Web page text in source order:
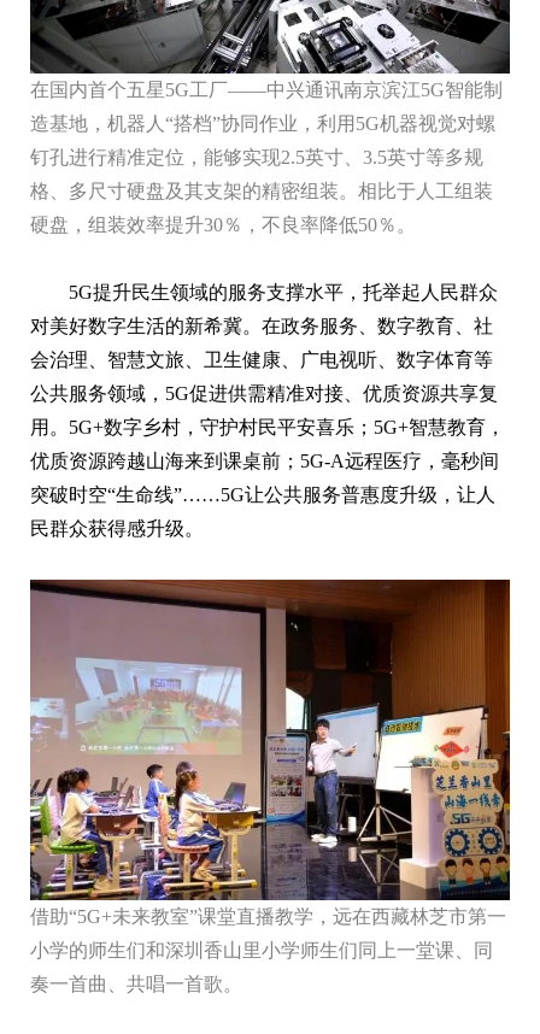
在国内首个五星5G工厂——中兴通讯南京滨江5G智能制
造基地，机器人“搭档”协同作业，利用5G机器视觉对螺
钉孔进行精准定位，能够实现2.5英寸、3.5英寸等多规
格、多尺寸硬盘及其支架的精密组装。相比于人工组装
硬盘，组装效率提升30％，不良率降低50％。
5G提升民生领域的服务支撑水平，托举起人民群众
对美好数字生活的新希冀。在政务服务、数字教育、社
会治理、智慧文旅、卫生健康、广电视听、数字体育等
公共服务领域，5G促进供需精准对接、优质资源共享复
用。5G+数字乡村，守护村民平安喜乐；5G+智慧教育，
优质资源跨越山海来到课桌前；5G-A远程医疗，毫秒间
突破时空“生命线”……5G让公共服务普惠度升级，让人
民群众获得感升级。
借助“5G+未来教室”课堂直播教学，远在西藏林芝市第一
小学的师生们和深圳香山里小学师生们同上一堂课、同
奏一首曲、共唱一首歌。